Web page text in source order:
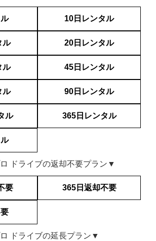
10日レンタル
ル 20日レンタル
ル 45日レンタル
ル 90日レンタル
ル 365日レンタル
ドライブの返却不要プラン▼
要 365日返却不要
ドライブの延長プラン▼